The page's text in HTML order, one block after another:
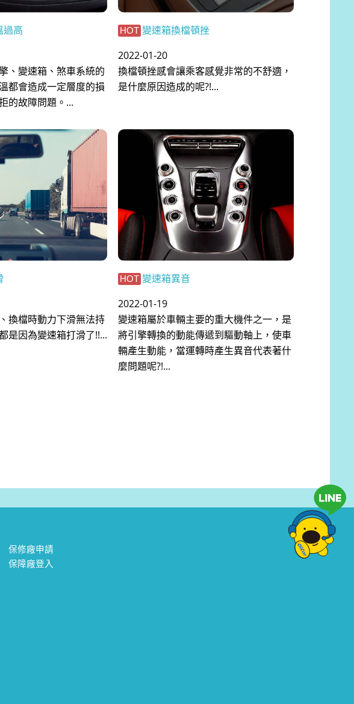
過高
、變速箱、煞車系統的
都會造成一定層度的損
的故障問題。...
HOT 變速箱換檔頓挫
2022-01-20
換檔頓挫感會讓乘客感覺非常的不舒適，
是什麼原因造成的呢?!...
換檔時動力下滑無法持
是因為變速箱打滑了!!...
HOT 變速箱異音
2022-01-19
變速箱屬於車輛主要的重大機件之一，是
將引擎轉換的動能傳遞到驅動軸上，使車
輛產生動能，當運轉時產生異音代表著什
麼問題呢?!...
保修廠申請
保障廠登入